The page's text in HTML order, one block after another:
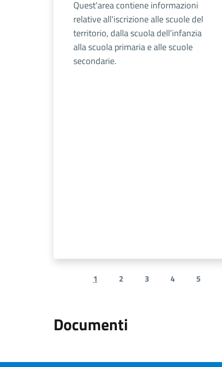
Quest'area contiene informazioni
relative all'iscrizione alle scuole del
territorio, dalla scuola dell'infanzia
alla scuola primaria e alle scuole
secondarie.
Previous page
1 2 3 4 5
Documenti